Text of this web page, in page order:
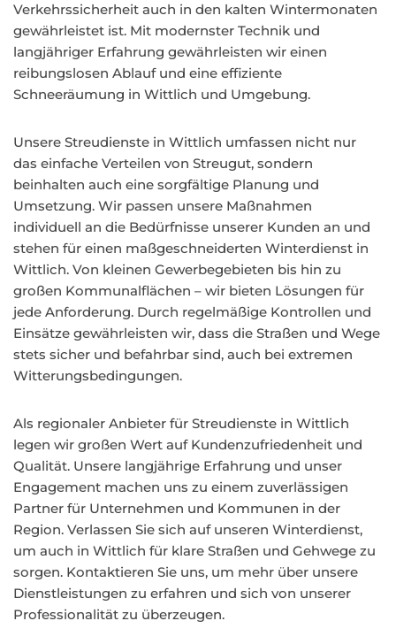
Verkehrssicherheit auch in den kalten Wintermonaten
gewährleistet ist. Mit modernster Technik und
langjähriger Erfahrung gewährleisten wir einen
reibungslosen Ablauf und eine effiziente
Schneeräumung in Wittlich und Umgebung.
Unsere Streudienste in Wittlich umfassen nicht nur
das einfache Verteilen von Streugut, sondern
beinhalten auch eine sorgfältige Planung und
Umsetzung. Wir passen unsere Maßnahmen
individuell an die Bedürfnisse unserer Kunden an und
stehen für einen maßgeschneiderten Winterdienst in
Wittlich. Von kleinen Gewerbegebieten bis hin zu
großen Kommunalflächen – wir bieten Lösungen für
jede Anforderung. Durch regelmäßige Kontrollen und
Einsätze gewährleisten wir, dass die Straßen und Wege
stets sicher und befahrbar sind, auch bei extremen
Witterungsbedingungen.
Als regionaler Anbieter für Streudienste in Wittlich
legen wir großen Wert auf Kundenzufriedenheit und
Qualität. Unsere langjährige Erfahrung und unser
Engagement machen uns zu einem zuverlässigen
Partner für Unternehmen und Kommunen in der
Region. Verlassen Sie sich auf unseren Winterdienst,
um auch in Wittlich für klare Straßen und Gehwege zu
sorgen. Kontaktieren Sie uns, um mehr über unsere
Dienstleistungen zu erfahren und sich von unserer
Professionalität zu überzeugen.